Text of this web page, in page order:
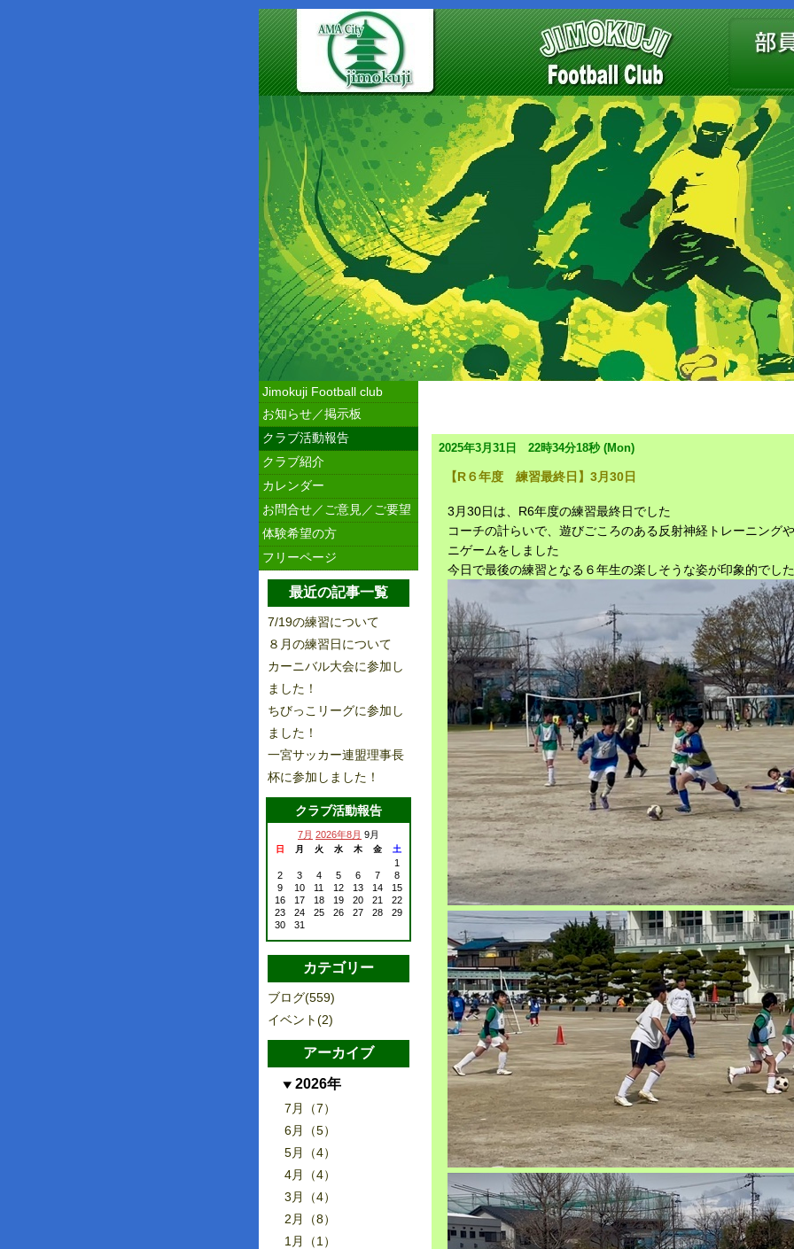
2025年3月31日 22時34分18秒 (Mon)
【R６年度 練習最終日】3月30日
3月30日は、R6年度の練習最終日でした
コーチの計らいで、遊びごころのある反射神経トレーニング
ニゲームをしました
今日で最後の練習となる６年生の楽しそうな姿が印象的でした
Jimokuji Football club
お知らせ／掲示板
クラブ活動報告
クラブ紹介
カレンダー
お問合せ／ご意見／ご要望
体験希望の方
フリーページ
最近の記事一覧
7/19の練習について
８月の練習日について
カーニバル大会に参加し
ました！
ちびっこリーグに参加し
ました！
一宮サッカー連盟理事長
杯に参加しました！
クラブ活動報告
7月 2026年8月 9月
日 月 火 水 木 金 土
1
2
3 4 5 6 7
8
9
10 11 12 13 14
15
16
17 18 19 20 21
22
23
24 25 26 27 28
29
30
31
カテゴリー
ブログ(559)
イベント(2)
アーカイブ
2026年
7月（7）
6月（5）
5月（4）
4月（4）
3月（4）
2月（8）
1月（1）